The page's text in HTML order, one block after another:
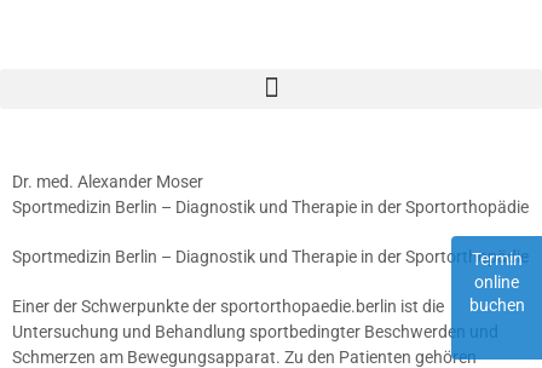
Dr. med. Alexander Moser
Sportmedizin Berlin – Diagnostik und Therapie in der Sportorthopädie
Sportmedizin Berlin – Diagnostik und Therapie in der Sportorthopädie
Einer der Schwerpunkte der sportorthopaedie.berlin ist die
Untersuchung und Behandlung sportbedingter Beschwerden und
Schmerzen am Bewegungsapparat. Zu den Patienten gehören
Termin
online
buchen